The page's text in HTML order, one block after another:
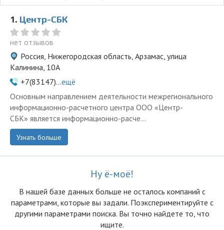
1. Центр-СБК
нет отзывов
Россия, Нижегородская область, Арзамас, улица
Калинина, 10А
+7(83147)...ещё
Основным направлением деятельности межрегионального
информационно-расчетного центра ООО «Центр-
СБК» является информационно-расче...
Узнать больше
Ну ё-моё!
В нашей базе данных больше не осталоcь компаний с
параметрами, которые вы задали. Поэкспериментируйте с
другими параметрами поиска. Вы точно найдете то, что
ищите.